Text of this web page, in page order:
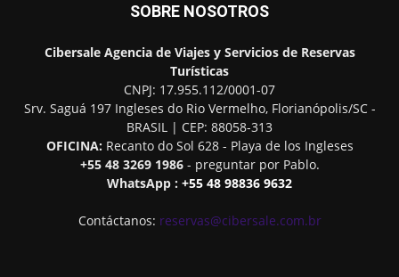
SOBRE NOSOTROS
Cibersale Agencia de Viajes y Servicios de Reservas
Turísticas
CNPJ: 17.955.112/0001-07
Srv. Saguá 197 Ingleses do Rio Vermelho, Florianópolis/SC-
BRASIL | CEP: 88058-313
OFICINA:Recanto do Sol 628 - Playa de los Ingleses
+55 48 3269 1986 - preguntar por Pablo.
WhatsApp : +55 48 98836 9632
Contáctanos: reservas@cibersale.com.br